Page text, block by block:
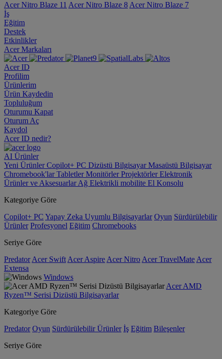
Acer Nitro Blaze 11 Acer Nitro Blaze 8 Acer Nitro Blaze 7
İş
Eğitim
Destek
Etkinlikler
Acer Markaları
Acer ID
Profilim
Ürünlerim
Ürün Kaydedin
Topluluğum
Oturumu Kapat
Oturum Aç
Kaydol
Acer ID nedir?
AI Ürünler
Yeni ÜrünlerCopilot+ PC Dizüstü BilgisayarMasaüstü Bilgisayar
Chromebook'larTabletlerMonitörlerProjektörlerElektronik
Ürünler ve AksesuarlarAğ Elektrikli mobilite El Konsolu
Kategoriye Göre
Copilot+ PC Yapay Zeka Uyumlu Bilgisayarlar Oyun Sürdürülebilir
Ürünler Profesyonel Eğitim Chromebooks
Seriye Göre
Predator Acer Swift Acer Aspire Acer Nitro Acer TravelMate Acer
Extensa
Windows
Acer AMD
Ryzen™ Serisi Dizüstü Bilgisayarlar
Kategoriye Göre
Predator Oyun Sürdürülebilir Ürünler İş Eğitim Bileşenler
Seriye Göre